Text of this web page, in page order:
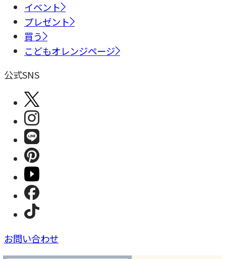
イベント
プレゼント
買う
こどもオレンジページ
公式SNS
お問い合わせ